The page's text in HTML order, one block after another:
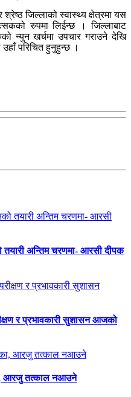
जिल्लाको स्वास्थ्य क्षेत्रमा यस
रुपमा लिईन्छ । जिल्लाबाट
न्युन खर्चमा उपचार गराउने देखि
परिचित हुनुहुन्छ ।
अन्तिम चरणमा- आरसी दीपक
र प्रभावकारी सुशासन आजको
आरजु तत्काल नआउने